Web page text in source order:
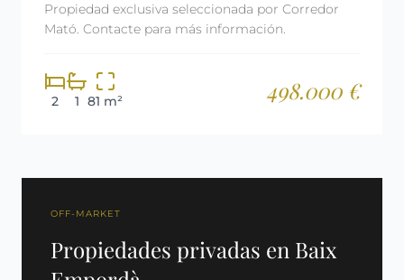
Propiedad exclusiva seleccionada por Corredor
Mató. Contacte para más información.
2 1 81 m² 498.000 €
OFF-MARKET
Propiedades privadas en Baix